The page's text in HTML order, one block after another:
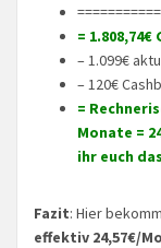
=
– 1.099€
– 120€
=
Monate =
ihr euch
Fazit: Hier
effektiv 24,57€/